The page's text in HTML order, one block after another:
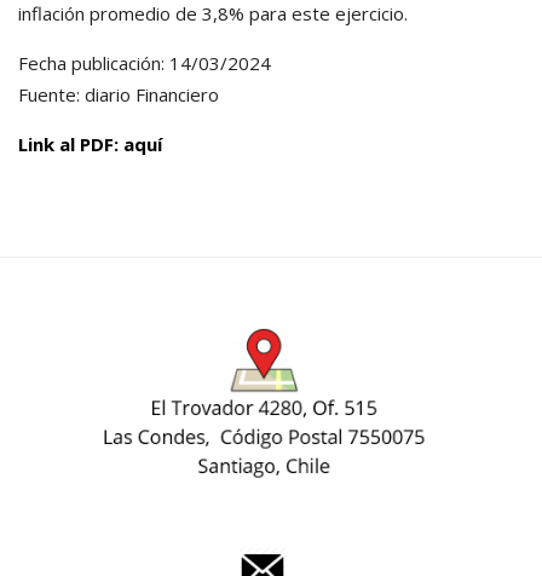
inflación promedio de 3,8% para este ejercicio.
Fecha publicación: 14/03/2024
Fuente: diario Financiero
Link al PDF: aquí